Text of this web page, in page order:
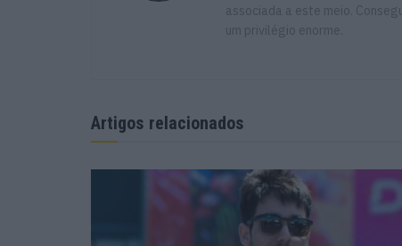
associada a este meio.
um privilégio enorme.
Artigos relacionados